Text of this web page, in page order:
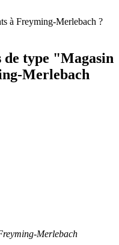
à Freyming-Merlebach ?
de type "Magasin
Merlebach
Merlebach